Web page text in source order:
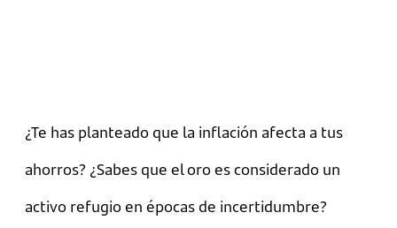
¿Te has planteado que la inflación afecta a tus
ahorros? ¿Sabes que el oro es considerado un
activo refugio en épocas de incertidumbre?